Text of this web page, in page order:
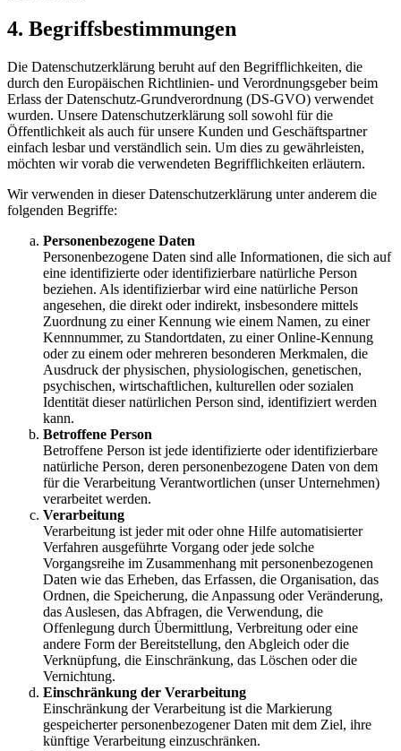
4. Begriffsbestimmungen
Die Datenschutzerklärung beruht auf den Begrifflichkeiten, die
durch den Europäischen Richtlinien- und Verordnungsgeber beim
Erlass der Datenschutz-Grundverordnung (DS-GVO) verwendet
wurden. Unsere Datenschutzerklärung soll sowohl für die
Öffentlichkeit als auch für unsere Kunden und Geschäftspartner
einfach lesbar und verständlich sein. Um dies zu gewährleisten,
möchten wir vorab die verwendeten Begrifflichkeiten erläutern.
Wir verwenden in dieser Datenschutzerklärung unter anderem die
folgenden Begriffe:
Personenbezogene Daten
Personenbezogene Daten sind alle Informationen, die sich auf
eine identifizierte oder identifizierbare natürliche Person
beziehen. Als identifizierbar wird eine natürliche Person
angesehen, die direkt oder indirekt, insbesondere mittels
Zuordnung zu einer Kennung wie einem Namen, zu einer
Kennnummer, zu Standortdaten, zu einer Online-Kennung
oder zu einem oder mehreren besonderen Merkmalen, die
Ausdruck der physischen, physiologischen, genetischen,
psychischen, wirtschaftlichen, kulturellen oder sozialen
Identität dieser natürlichen Person sind, identifiziert werden
kann.
Betroffene Person
Betroffene Person ist jede identifizierte oder identifizierbare
natürliche Person, deren personenbezogene Daten von dem
für die Verarbeitung Verantwortlichen (unser Unternehmen)
verarbeitet werden.
Verarbeitung
Verarbeitung ist jeder mit oder ohne Hilfe automatisierter
Verfahren ausgeführte Vorgang oder jede solche
Vorgangsreihe im Zusammenhang mit personenbezogenen
Daten wie das Erheben, das Erfassen, die Organisation, das
Ordnen, die Speicherung, die Anpassung oder Veränderung,
das Auslesen, das Abfragen, die Verwendung, die
Offenlegung durch Übermittlung, Verbreitung oder eine
andere Form der Bereitstellung, den Abgleich oder die
Verknüpfung, die Einschränkung, das Löschen oder die
Vernichtung.
Einschränkung der Verarbeitung
Einschränkung der Verarbeitung ist die Markierung
gespeicherter personenbezogener Daten mit dem Ziel, ihre
künftige Verarbeitung einzuschränken.